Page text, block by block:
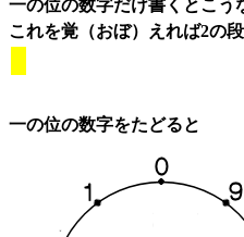
一の位の数字だけ書くとこう
これを覚（おぼ）えれば2の
一の位の数字をたどると